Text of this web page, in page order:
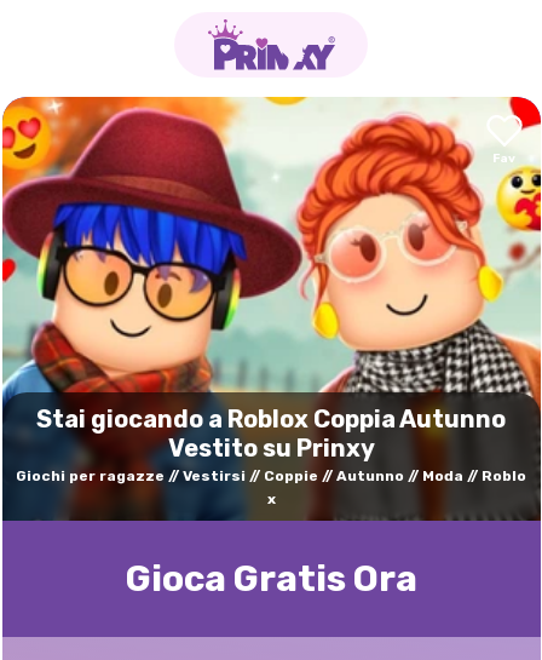
Stai giocando a Roblox Coppia Autunno
Vestito su Prinxy
Giochi per ragazze Vestirsi Coppie Autunno Moda
Roblo
x
Gioca Gratis Ora